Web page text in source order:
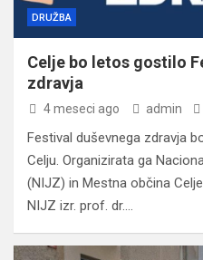
DRUŽBA
Celje bo letos gostilo
zdravja
4 meseci ago admin
Festival duševnega zdravja
Celju. Organizirata ga
(NIJZ) in Mestna občina
NIJZ izr. prof. dr.…